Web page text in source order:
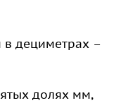
в дециметрах –
долях мм,